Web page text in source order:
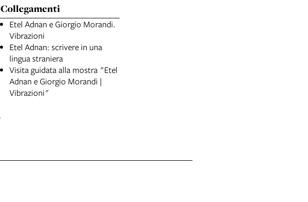
Collegamenti
Etel Adnan e Giorgio Morandi.
Vibrazioni
Etel Adnan: scrivere in una
lingua straniera
Visita guidata alla mostra "Etel
Adnan e Giorgio Morandi |
Vibrazioni"